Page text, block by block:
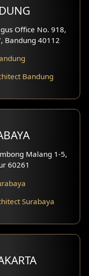
Office No. 918,
Bandung 40112
Bandung
Malang 1-5,
60261
Surabaya